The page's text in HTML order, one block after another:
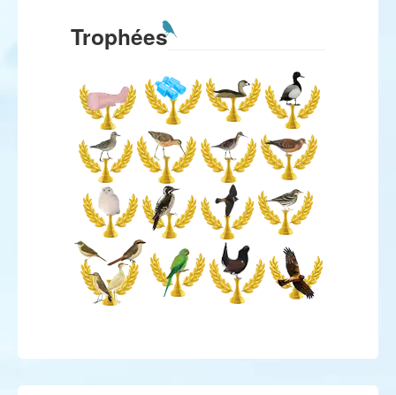
Trophées